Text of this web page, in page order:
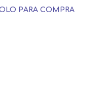
PARA COMPRA